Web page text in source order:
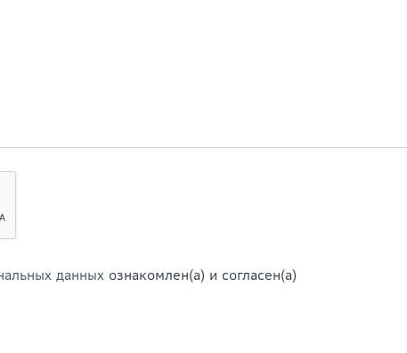
данных ознакомлен(а) и согласен(а)